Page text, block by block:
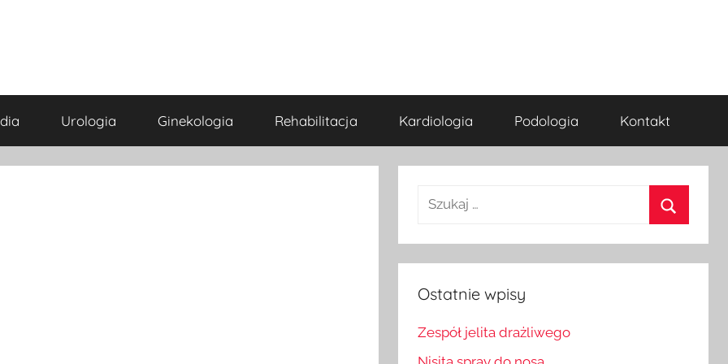
Urologia Ginekologia Rehabilitacja Kardiologia Podologia Kontakt
Szukaj:
Ostatnie wpisy
Zespół jelita drażliwego